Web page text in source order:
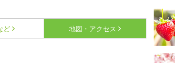
ど 地図・アクセス